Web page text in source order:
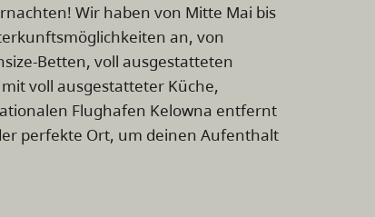
Wir haben von Mitte Mai bis
an, von
Betten, voll ausgestatteten
voll ausgestatteter Küche,
Flughafen Kelowna entfernt
perfekte Ort, um deinen Aufenthalt